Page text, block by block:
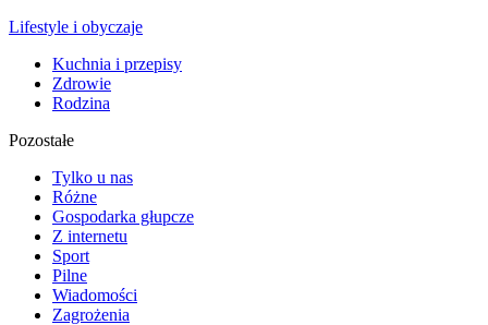
Lifestyle i obyczaje
Kuchnia i przepisy
Zdrowie
Rodzina
Pozostałe
Tylko u nas
Różne
Gospodarka głupcze
Z internetu
Sport
Pilne
Wiadomości
Zagrożenia